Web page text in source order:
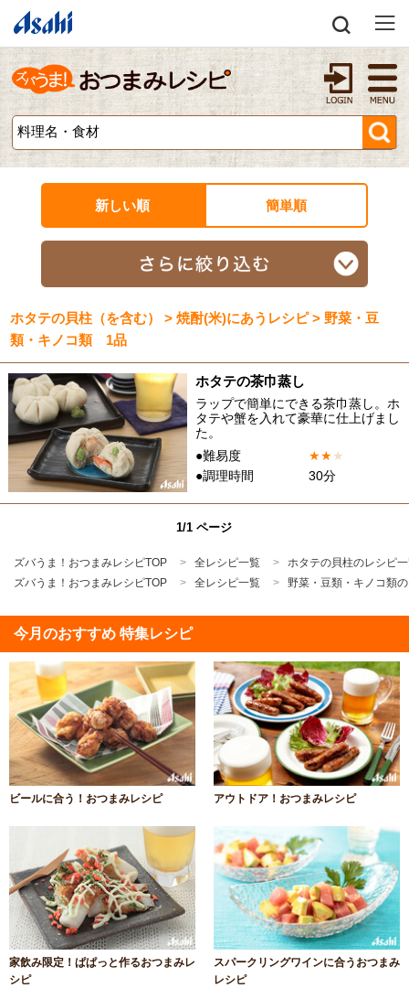
新しい順 簡単順
ホタテの貝柱（を含む） > 焼酎(米)にあうレシピ > 野菜・豆
類・キノコ類 1品
ホタテの茶巾蒸し
ラップで簡単にできる茶巾蒸し。ホ
タテや蟹を入れて豪華に仕上げまし
た。
●難易度
★★★
●調理時間
30分
1/1 ページ
ズバうま！おつまみレシピTOP 全レシピ一覧
ホタテの貝柱のレシピ
ズバうま！おつまみレシピTOP
全レシピ一覧 野菜・豆類・キノコ類
今月のおすすめ 特集レシピ
ビールに合う！おつまみレシピ アウトドア！おつまみレシピ
家飲み限定！ぱぱっと作るおつまみレ
シピ
スパークリングワインに合うおつまみ
レシピ